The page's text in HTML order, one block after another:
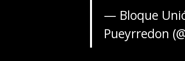
— Bloque
Pueyrredon